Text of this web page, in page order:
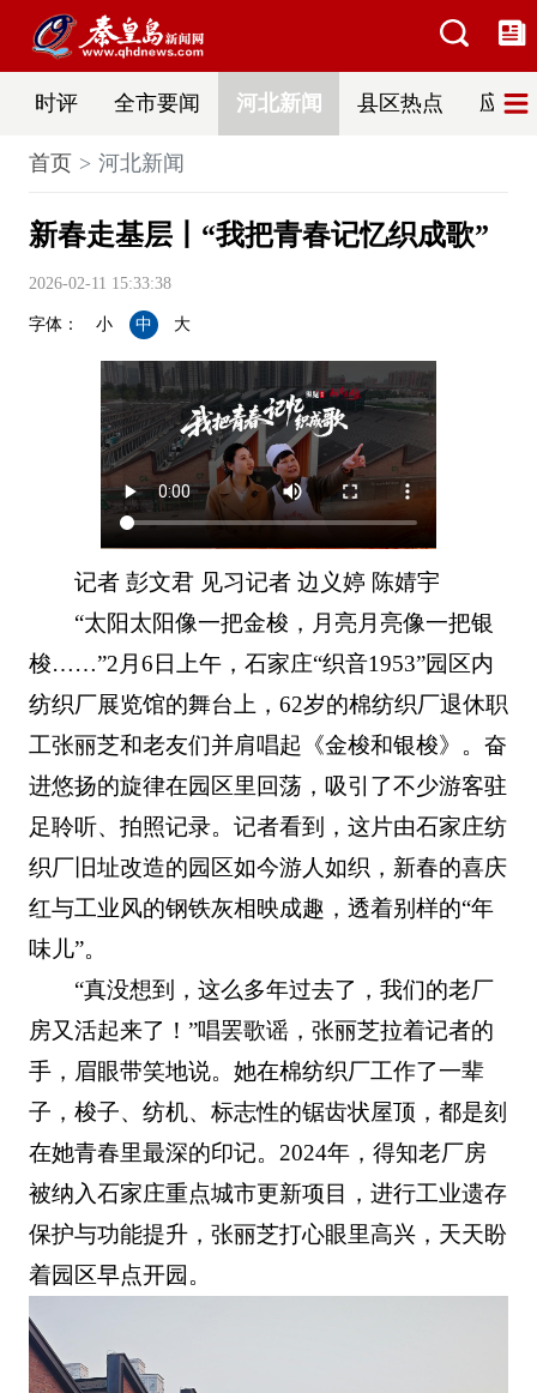
时评 全市要闻 河北新闻 县区热点 应急
首页 河北新闻
新春走基层丨“我把青春记忆织成歌”
2026-02-11 15:33:38
字体： 小 中 大
记者 彭文君 见习记者 边义婷 陈婧宇
“太阳太阳像一把金梭，月亮月亮像一把银
梭……”2月6日上午，石家庄“织音1953”园区内
纺织厂展览馆的舞台上，62岁的棉纺织厂退休职
工张丽芝和老友们并肩唱起《金梭和银梭》。奋
进悠扬的旋律在园区里回荡，吸引了不少游客驻
足聆听、拍照记录。记者看到，这片由石家庄纺
织厂旧址改造的园区如今游人如织，新春的喜庆
红与工业风的钢铁灰相映成趣，透着别样的“年
味儿”。
“真没想到，这么多年过去了，我们的老厂
房又活起来了！”唱罢歌谣，张丽芝拉着记者的
手，眉眼带笑地说。她在棉纺织厂工作了一辈
子，梭子、纺机、标志性的锯齿状屋顶，都是刻
在她青春里最深的印记。2024年，得知老厂房
被纳入石家庄重点城市更新项目，进行工业遗存
保护与功能提升，张丽芝打心眼里高兴，天天盼
着园区早点开园。